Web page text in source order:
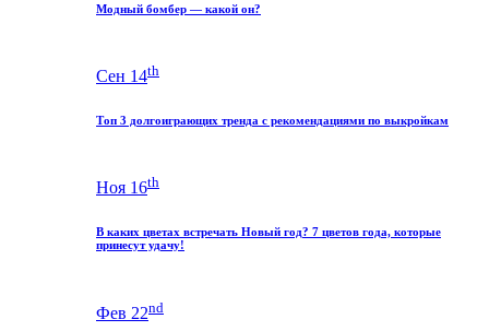
Модный бомбер — какой он?
Сен 14th
Топ 3 долгоиграющих тренда с рекомендациями по выкройкам
Ноя 16th
В каких цветах встречать Новый год? 7 цветов года, которые
принесут удачу!
Фев 22nd